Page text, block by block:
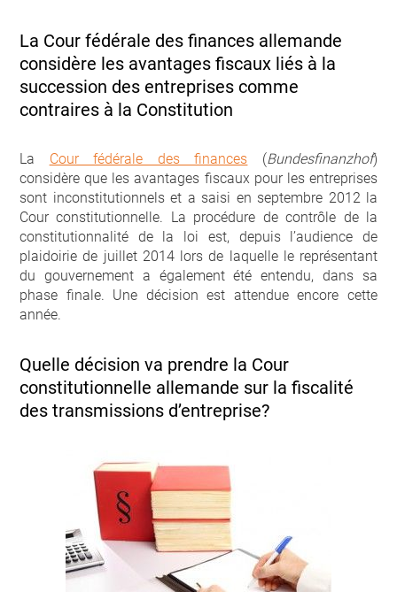
La Cour fédérale des finances allemande
considère les avantages fiscaux liés à la
succession des entreprises comme
contraires à la Constitution
La Cour fédérale des finances (Bundesfinanzhof)
considère que les avantages fiscaux pour les entreprises
sont inconstitutionnels et a saisi en septembre 2012 la
Cour constitutionnelle. La procédure de contrôle de la
constitutionnalité de la loi est, depuis l’audience de
plaidoirie de juillet 2014 lors de laquelle le représentant
du gouvernement a également été entendu, dans sa
phase finale. Une décision est attendue encore cette
année.
Quelle décision va prendre la Cour
constitutionnelle allemande sur la fiscalité
des transmissions d’entreprise?